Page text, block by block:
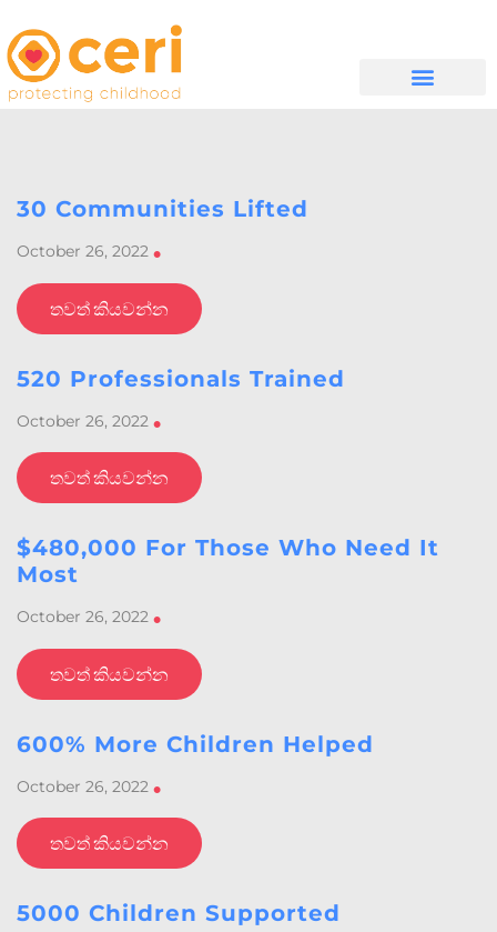
30 Communities Lifted
October 26, 2022 •
තවත් කියවන්න
520 Professionals Trained
October 26, 2022 •
තවත් කියවන්න
$480,000 For Those Who Need It
Most
October 26, 2022 •
තවත් කියවන්න
600% More Children Helped
October 26, 2022 •
තවත් කියවන්න
5000 Children Supported